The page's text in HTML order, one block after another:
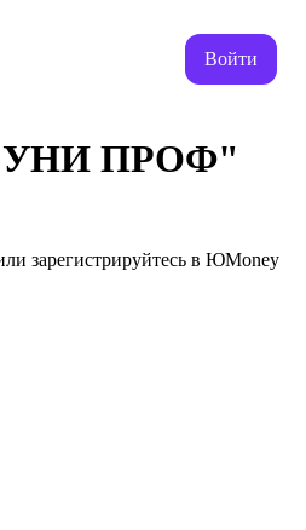
Войти
ПРОФ"
зарегистрируйтесь в ЮMoney